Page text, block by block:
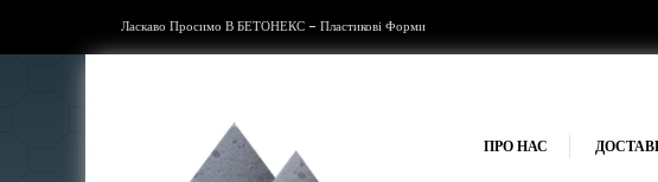
Ласкаво Просимо В БЕТОНЕКС - Пластикові Форми
ПРО НАС